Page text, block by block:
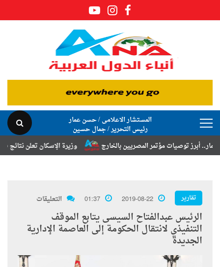
المستشار الاعلامى / حسن عمار
رئيس التحرير / جمال حسين
وزيرة الإسكان تعلن نتائج قرعة
توصيات مؤتمر المصريين بالخارج
تقارير 2019-08-22
01:37 التعليقات
الرئيس عبدالفتاح السيسى يتابع الموقف
التنفيذي لانتقال الحكومة إلى العاصمة الإدارية
الجديدة